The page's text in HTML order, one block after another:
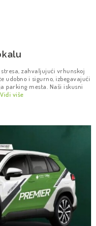
zahvaljujući vrhunskoj
udobno i sigurno, izbegavajući
parking mesta. Naši iskusni
Vidi više